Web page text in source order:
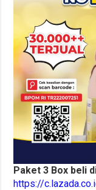
Paket 3 Box beli
https://